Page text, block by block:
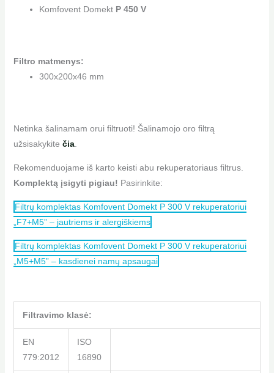
Komfovent Domekt P 450 V
Filtro matmenys:
300x200x46 mm
Netinka šalinamam orui filtruoti! Šalinamojo oro filtrą
užsisakykite čia.
Rekomenduojame iš karto keisti abu rekuperatoriaus filtrus.
Komplektą įsigyti pigiau! Pasirinkite:
Filtrų komplektas Komfovent Domekt P 300 V rekuperatoriui
„F7+M5” – jautriems ir alergiškiems
Filtrų komplektas Komfovent Domekt P 300 V rekuperatoriui
„M5+M5” – kasdienei namų apsaugai
Filtravimo klasė:
EN
779:2012
ISO
16890